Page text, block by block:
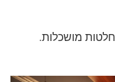
מושכלות.